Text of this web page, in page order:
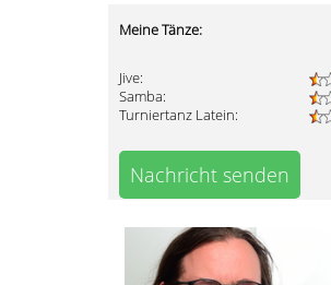
Meine Tänze:
Jive:
Samba:
Turniertanz Latein:
Nachricht senden